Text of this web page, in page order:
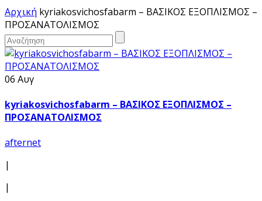
Αρχική kyriakosvichosfabarm – ΒΑΣΙΚΟΣ ΕΞΟΠΛΙΣΜΟΣ –
ΠΡΟΣΑΝΑΤΟΛΙΣΜΟΣ
06 Αυγ
kyriakosvichosfabarm – ΒΑΣΙΚΟΣ ΕΞΟΠΛΙΣΜΟΣ –
ΠΡΟΣΑΝΑΤΟΛΙΣΜΟΣ
afternet
|
|